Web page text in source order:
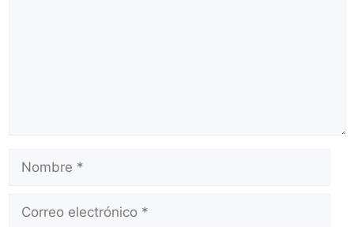
Nombre
Correo